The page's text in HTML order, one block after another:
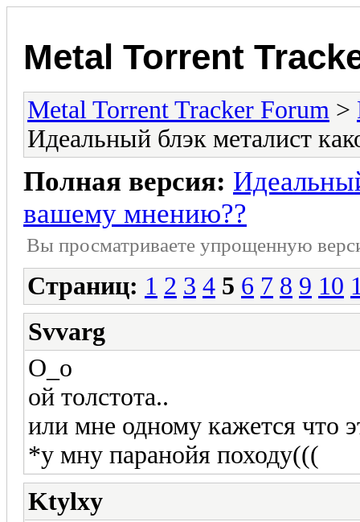
Metal Torrent
Metal Torrent Tracker Forum >
Идеальный блэк металист
Полная версия:
вашему мнению??
Вы просматриваете yпpощеннyю
Страниц: 1 2 3 4 5 6 7 8 9 10
Svvarg
О_о
ой толстота..
или мне одному кажется что
*у мну паранойя походу(((
Ktylxy